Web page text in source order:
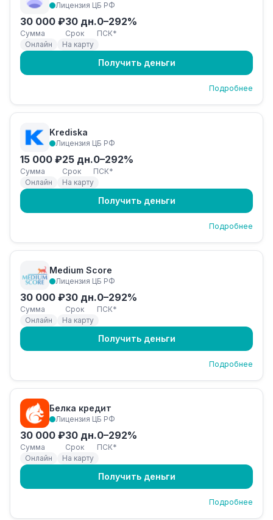
Лицензия ЦБ РФ
30 000 ₽
Сумма
30 дн.
Срок
0–292%
ПСК*
Онлайн
На карту
Получить деньги
Подробнее
Krediska
Лицензия ЦБ РФ
15 000 ₽
Сумма
25 дн.
Срок
0–292%
ПСК*
Онлайн
На карту
Получить деньги
Подробнее
Medium Score
Лицензия ЦБ РФ
30 000 ₽
Сумма
30 дн.
Срок
0–292%
ПСК*
Онлайн
На карту
Получить деньги
Подробнее
Белка кредит
Лицензия ЦБ РФ
30 000 ₽
Сумма
30 дн.
Срок
0–292%
ПСК*
Онлайн
На карту
Получить деньги
Подробнее